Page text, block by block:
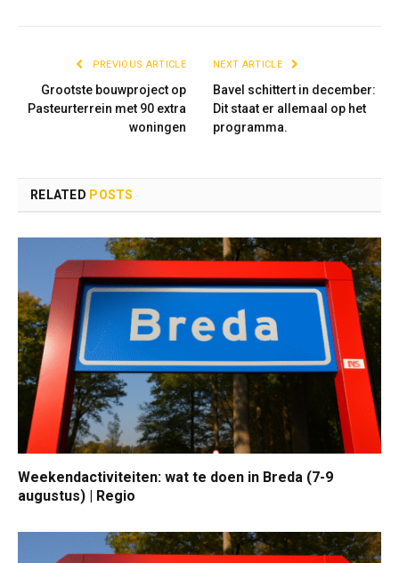
PREVIOUS ARTICLE
Grootste bouwproject op
Pasteurterrein met 90 extra
woningen
NEXT ARTICLE
Bavel schittert in december:
Dit staat er allemaal op het
programma.
RELATED POSTS
Weekendactiviteiten: wat te doen in Breda (7-9
augustus) | Regio